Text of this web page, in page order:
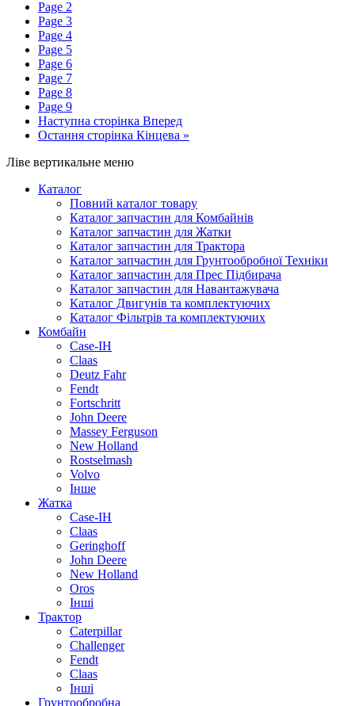
Page 2
Page 3
Page 4
Page 5
Page 6
Page 7
Page 8
Page 9
Наступна сторінка Вперед
Остання сторінка Кінцева »
Ліве вертикальне меню
Каталог
Повний каталог товару
Каталог запчастин для Комбайнів
Каталог запчастин для Жатки
Каталог запчастин для Трактора
Каталог запчастин для Грунтообробної Техніки
Каталог запчастин для Прес Підбирача
Каталог запчастин для Навантажувача
Каталог Двигунів та комплектуючих
Каталог Фільтрів та комплектуючих
Комбайн
Case-IH
Claas
Deutz Fahr
Fendt
Fortschritt
John Deere
Massey Ferguson
New Holland
Rostselmash
Volvo
Інше
Жатка
Case-IH
Claas
Geringhoff
John Deere
New Holland
Oros
Інші
Трактор
Caterpillar
Challenger
Fendt
Claas
Інші
Грунтообробна